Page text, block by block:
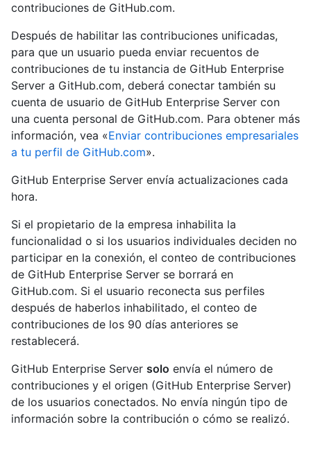
contribuciones de GitHub.com.
Después de habilitar las contribuciones unificadas,
para que un usuario pueda enviar recuentos de
contribuciones de tu instancia de GitHub Enterprise
Server a GitHub.com, deberá conectar también su
cuenta de usuario de GitHub Enterprise Server con
una cuenta personal de GitHub.com. Para obtener más
información, vea «Enviar contribuciones empresariales
a tu perfil de GitHub.com».
GitHub Enterprise Server envía actualizaciones cada
hora.
Si el propietario de la empresa inhabilita la
funcionalidad o si los usuarios individuales deciden no
participar en la conexión, el conteo de contribuciones
de GitHub Enterprise Server se borrará en
GitHub.com. Si el usuario reconecta sus perfiles
después de haberlos inhabilitado, el conteo de
contribuciones de los 90 días anteriores se
restablecerá.
GitHub Enterprise Server solo envía el número de
contribuciones y el origen (GitHub Enterprise Server)
de los usuarios conectados. No envía ningún tipo de
información sobre la contribución o cómo se realizó.